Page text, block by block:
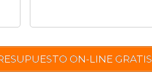
ON-LINE GRATIS